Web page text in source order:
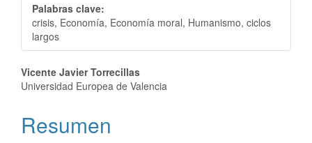
Palabras clave:
crisis, Economía, Economía moral, Humanismo, ciclos
largos
Vicente Javier Torrecillas
Universidad Europea de Valencia
Resumen